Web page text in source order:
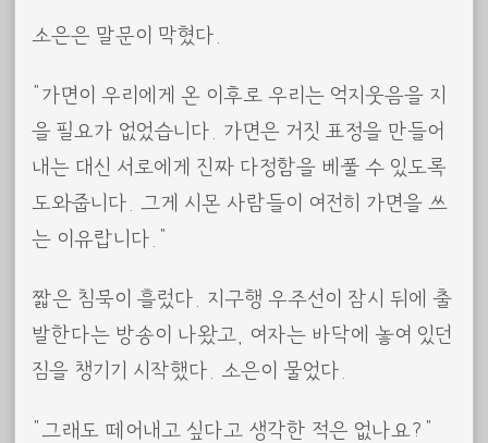
소은은 말문이 막혔다.
“가면이 우리에게 온 이후로 우리는 억지웃음을 지
을 필요가 없었습니다. 가면은 거짓 표정을 만들어
내는 대신 서로에게 진짜 다정함을 베풀 수 있도록
도와줍니다. 그게 시몬 사람들이 여전히 가면을 쓰
는 이유랍니다.”
짧은 침묵이 흘렀다. 지구행 우주선이 잠시 뒤에 출
발한다는 방송이 나왔고, 여자는 바닥에 놓여 있던
짐을 챙기기 시작했다. 소은이 물었다.
“그래도 떼어내고 싶다고 생각한 적은 없나요?”